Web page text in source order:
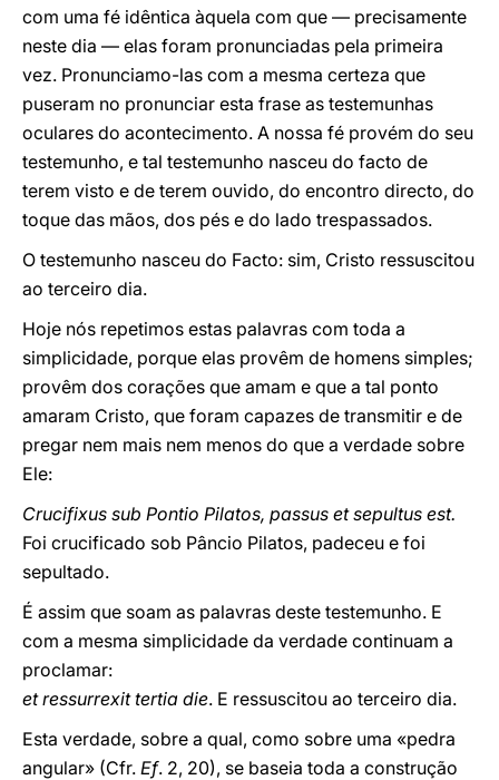
com uma fé idêntica àquela com que — precisamente
neste dia — elas foram pronunciadas pela primeira
vez. Pronunciamo-las com a mesma certeza que
puseram no pronunciar esta frase as testemunhas
oculares do acontecimento. A nossa fé provém do seu
testemunho, e tal testemunho nasceu do facto de
terem visto e de terem ouvido, do encontro directo, do
toque das mãos, dos pés e do lado trespassados.
O testemunho nasceu do Facto: sim, Cristo ressuscitou
ao terceiro dia.
Hoje nós repetimos estas palavras com toda a
simplicidade, porque elas provêm de homens simples;
provêm dos corações que amam e que a tal ponto
amaram Cristo, que foram capazes de transmitir e de
pregar nem mais nem menos do que a verdade sobre
Ele:
Crucifixus sub Pontio Pilatos, passus et sepultus est.
Foi crucificado sob Pâncio Pilatos, padeceu e foi
sepultado.
É assim que soam as palavras deste testemunho. E
com a mesma simplicidade da verdade continuam a
proclamar:
et ressurrexit tertia die. E ressuscitou ao terceiro dia.
Esta verdade, sobre a qual, como sobre uma «pedra
angular» (Cfr. Ef. 2, 20), se baseia toda a construção